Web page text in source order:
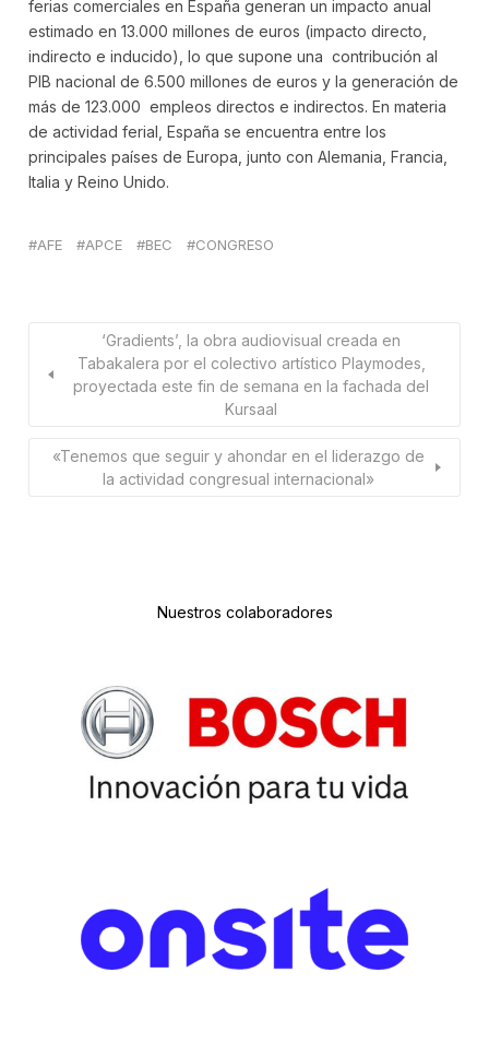
ferias comerciales en España generan un impacto anual
estimado en 13.000 millones de euros (impacto directo,
indirecto e inducido), lo que supone una contribución al
PIB nacional de 6.500 millones de euros y la generación de
más de 123.000 empleos directos e indirectos. En materia
de actividad ferial, España se encuentra entre los
principales países de Europa, junto con Alemania, Francia,
Italia y Reino Unido.
AFE APCE BEC CONGRESO
‘Gradients’, la obra audiovisual creada en
Tabakalera por el colectivo artístico Playmodes,
proyectada este fin de semana en la fachada del
Kursaal
«Tenemos que seguir y ahondar en el liderazgo de
la actividad congresual internacional»
Nuestros colaboradores